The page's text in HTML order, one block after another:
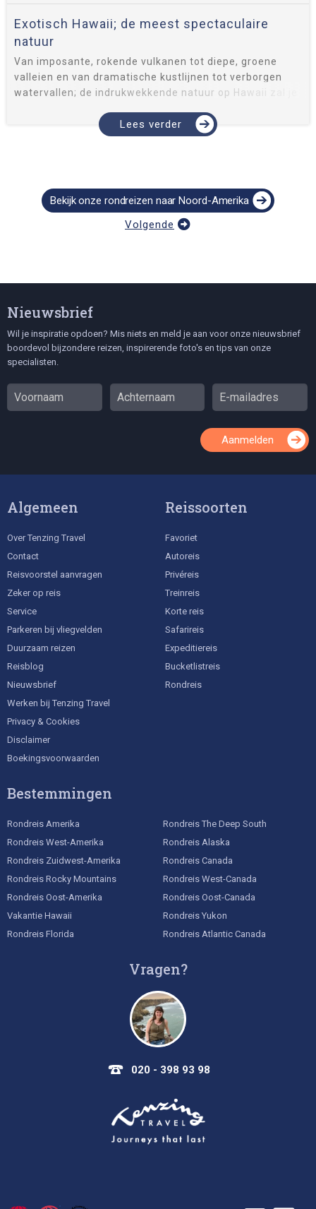
Exotisch Hawaii; de meest spectaculaire
natuur
Van imposante, rokende vulkanen tot diepe, groene
valleien en van dramatische kustlijnen tot verborgen
watervallen; de indrukwekkende natuur op Hawaii zal je
Amerika is vanw...
Lees verder
Bekijk onze rondreizen naar Noord-Amerika
Volgende
Nieuwsbrief
Wil je inspiratie opdoen? Mis niets en meld je aan voor onze nieuwsbrief
boordevol bijzondere reizen, inspirerende foto's en tips van onze
specialisten.
Aanmelden
Algemeen
Over Tenzing Travel
Contact
Reisvoorstel aanvragen
Zeker op reis
Service
Parkeren bij vliegvelden
Duurzaam reizen
Reisblog
Nieuwsbrief
Werken bij Tenzing Travel
Privacy & Cookies
Disclaimer
Boekingsvoorwaarden
Reissoorten
Favoriet
Autoreis
Privéreis
Treinreis
Korte reis
Safarireis
Expeditiereis
Bucketlistreis
Rondreis
Bestemmingen
Rondreis Amerika
Rondreis West-Amerika
Rondreis Zuidwest-Amerika
Rondreis Rocky Mountains
Rondreis Oost-Amerika
Vakantie Hawaii
Rondreis Florida
Rondreis The Deep South
Rondreis Alaska
Rondreis Canada
Rondreis West-Canada
Rondreis Oost-Canada
Rondreis Yukon
Rondreis Atlantic Canada
Vragen?
020 - 398 93 98